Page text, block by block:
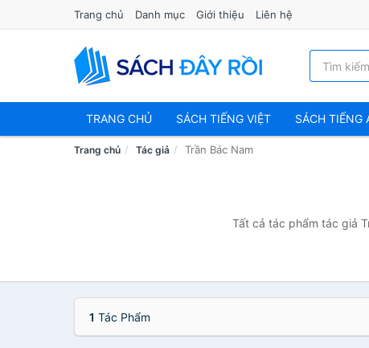
Trang chủ Danh mục Giới thiệu Liên hệ
TRANG CHỦ SÁCH TIẾNG VIỆT SÁCH TIẾNG
Trang chủ Tác giả Trần Bác Nam
Tất cả tác phẩm tác giả
1 Tác Phẩm